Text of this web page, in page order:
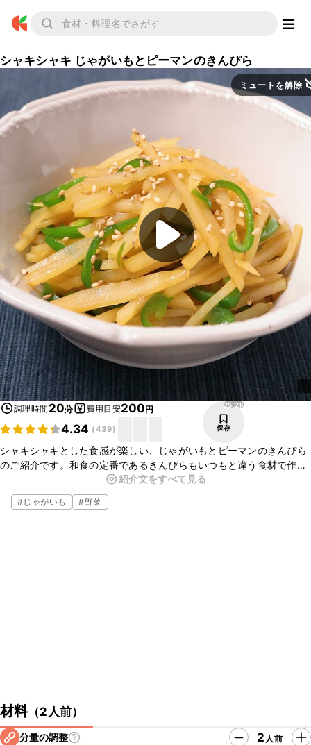
シャキシャキ じゃがいもとピーマンのきんぴら
ミュートを解除
調理時間 20分 費用目安200円
4.34 (439)
25.2K
保存
シャキシャキとした食感が楽しい、じゃがいもとピーマンのきんぴら
のご紹介です。和食の定番であるきんぴらもいつもと違う食材で作る
と、また違ったおいしさが楽しめますよ。ぜひお試しくださいね。
紹介文をすべて見る
#じゃがいも #野菜
材料（2人前）
分量の調整 2 人前